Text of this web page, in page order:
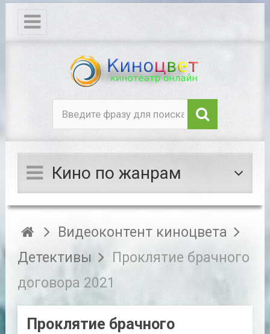
Кино по жанрам
Видеоконтент киноцвета
Детективы
Проклятие брачного
договора 2021
Проклятие брачного